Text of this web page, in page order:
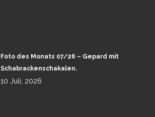
Foto des Monats 07/26 – Gepard mit
Schabrackenschakalen.
10 Juli, 2026